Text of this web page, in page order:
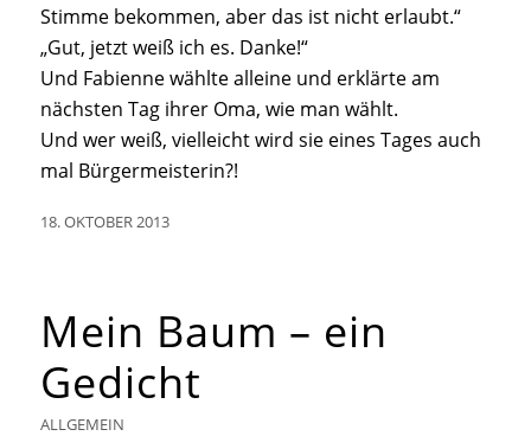
Stimme bekommen, aber das ist nicht erlaubt.“
„Gut, jetzt weiß ich es. Danke!“
Und Fabienne wählte alleine und erklärte am
nächsten Tag ihrer Oma, wie man wählt.
Und wer weiß, vielleicht wird sie eines Tages auch
mal Bürgermeisterin?!
18. OKTOBER 2013
Mein Baum – ein
Gedicht
ALLGEMEIN